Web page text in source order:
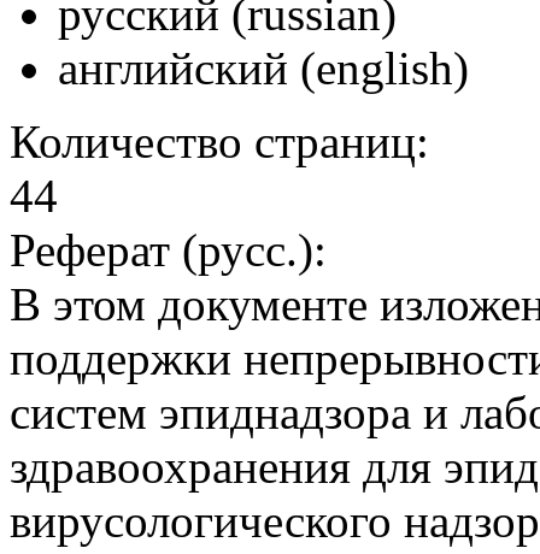
русский (russian)
английский (english)
Количество страниц:
44
Реферат (русс.):
В этом документе
поддержки
систем эпиднадзора и
здравоохранения для
вирусологического